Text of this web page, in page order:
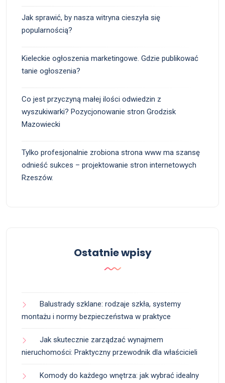
Jak sprawić, by nasza witryna cieszyła się
popularnością?
Kieleckie ogłoszenia marketingowe. Gdzie publikować
tanie ogłoszenia?
Co jest przyczyną małej ilości odwiedzin z
wyszukiwarki? Pozycjonowanie stron Grodzisk
Mazowiecki
Tylko profesjonalnie zrobiona strona www ma szansę
odnieść sukces – projektowanie stron internetowych
Rzeszów.
Ostatnie wpisy
Balustrady szklane: rodzaje szkła, systemy
montażu i normy bezpieczeństwa w praktyce
Jak skutecznie zarządzać wynajmem
nieruchomości: Praktyczny przewodnik dla właścicieli
Komody do każdego wnętrza: jak wybrać idealny